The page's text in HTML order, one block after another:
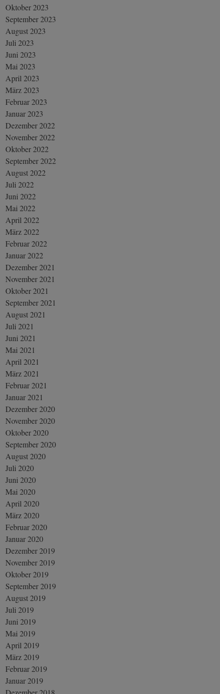
Oktober 2023
September 2023
August 2023
Juli 2023
Juni 2023
Mai 2023
April 2023
März 2023
Februar 2023
Januar 2023
Dezember 2022
November 2022
Oktober 2022
September 2022
August 2022
Juli 2022
Juni 2022
Mai 2022
April 2022
März 2022
Februar 2022
Januar 2022
Dezember 2021
November 2021
Oktober 2021
September 2021
August 2021
Juli 2021
Juni 2021
Mai 2021
April 2021
März 2021
Februar 2021
Januar 2021
Dezember 2020
November 2020
Oktober 2020
September 2020
August 2020
Juli 2020
Juni 2020
Mai 2020
April 2020
März 2020
Februar 2020
Januar 2020
Dezember 2019
November 2019
Oktober 2019
September 2019
August 2019
Juli 2019
Juni 2019
Mai 2019
April 2019
März 2019
Februar 2019
Januar 2019